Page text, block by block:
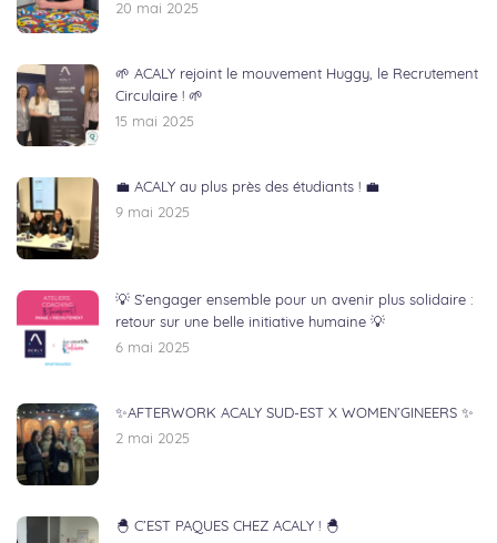
20 mai 2025
🌱 ACALY rejoint le mouvement Huggy, le Recrutement
Circulaire ! 🌱
15 mai 2025
💼 ACALY au plus près des étudiants ! 💼
9 mai 2025
💡 S’engager ensemble pour un avenir plus solidaire :
retour sur une belle initiative humaine 💡
6 mai 2025
✨AFTERWORK ACALY SUD-EST X WOMEN’GINEERS ✨
2 mai 2025
🐣 C’EST PAQUES CHEZ ACALY ! 🐣